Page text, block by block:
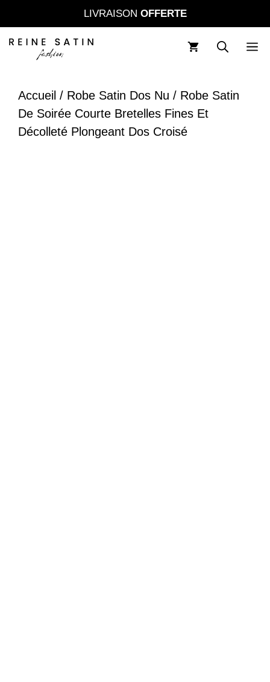
au
contenu
LIVRAISON OFFERTE
Accueil / Robe Satin Dos Nu / Robe Satin
De Soirée Courte Bretelles Fines Et
Décolleté Plongeant Dos Croisé